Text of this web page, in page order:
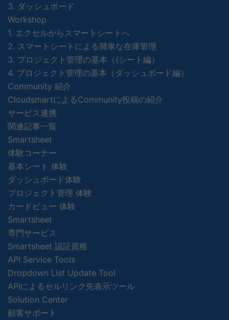
3. ダッシュボード
Workshop
1. エクセルからスマートシートへ
2. スマートシートによる簡単な在庫管理
3. プロジェクト管理の基本（(シート編）
4. プロジェクト管理の基本（ダッシュボード編）
Community 紹介
CloudsmartによるCommunity投稿の紹介
サービス連携
関連記事一覧
Smartsheet
体験コーナー
基本シート 体験
ダッシュボード体験
プロジェクト管理 体験
カードビュー 体験
Smartsheet
専門サービス
Smartsheet 認証資格
API Service Tools
Dropdown List Update Tool
APIによるセルリンク先表示ツール
Solution Center
顧客サポート